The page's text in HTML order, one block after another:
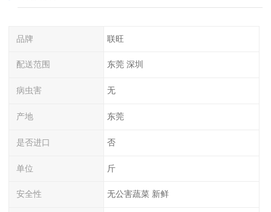
品牌 联旺
配送范围 东莞 深圳
病虫害 无
产地 东莞
是否进口 否
单位 斤
安全性 无公害蔬菜 新鲜